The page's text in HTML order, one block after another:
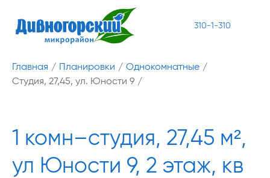
310-1-310
Главная / Планировки / Однокомнатные /
Студия, 27,45, ул. Юности 9 /
1 комн–студия, 27,45 м²,
ул Юности 9, 2 этаж, кв